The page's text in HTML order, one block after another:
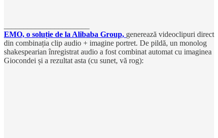
EMO, o soluție de la Alibaba Group, generează videoclipuri direct
din combinația clip audio + imagine portret. De pildă, un monolog
shakespearian înregistrat audio a fost combinat automat cu imaginea
Giocondei și a rezultat asta (cu sunet, vă rog):